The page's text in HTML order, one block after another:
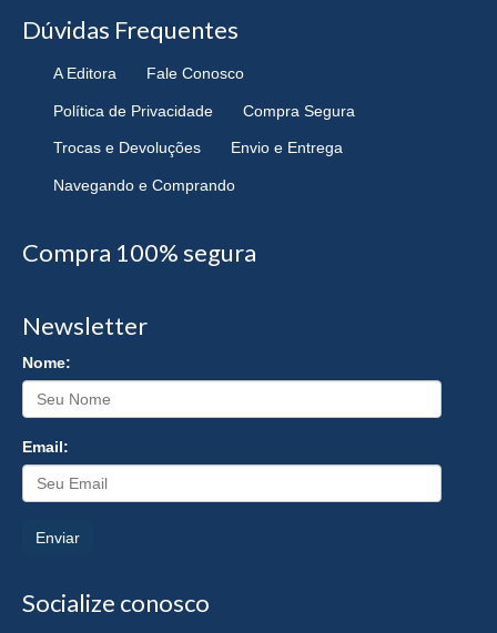
Dúvidas Frequentes
A Editora Fale Conosco
Política de Privacidade Compra Segura
Trocas e Devoluções Envio e Entrega
Navegando e Comprando
Compra 100% segura
Newsletter
Nome:
Email:
Enviar
Socialize conosco